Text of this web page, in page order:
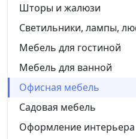
Шторы и жалюзи
Светильники, лампы,
Мебель для гостиной
Мебель для ванной
Офисная мебель
Садовая мебель
Оформление интерьера